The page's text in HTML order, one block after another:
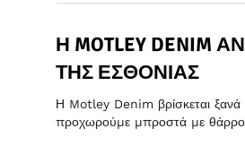
Η MOTLEY DENIM
ΤΗΣ ΕΣΘΟΝΊΑΣ
Η Motley Denim βρίσκεται ξανά
προχωρούμε μπροστά με θάρρος